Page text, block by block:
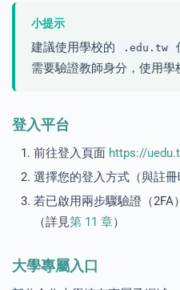
小提示
建議使用學校的 .edu.tw
需要驗證教師身分，使用學
登入平台
前往登入頁面 https://
選擇您的登入方式（與註冊
若已啟用兩步驟驗證（2FA
（詳見第 11 章）
大學專屬入口